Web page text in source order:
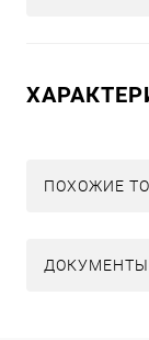
ПОХОЖИЕ
ДОКУМЕНТЫ